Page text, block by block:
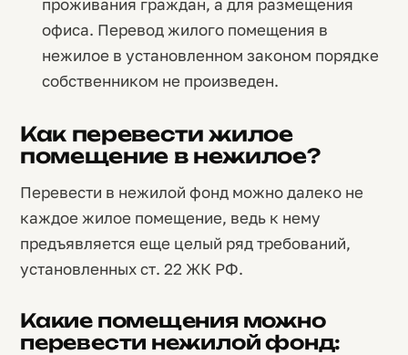
проживания граждан, а для размещения
офиса. Перевод жилого помещения в
нежилое в установленном законом порядке
собственником не произведен.
Как перевести жилое
помещение в нежилое?
Перевести в нежилой фонд можно далеко не
каждое жилое помещение, ведь к нему
предъявляется еще целый ряд требований,
установленных ст. 22 ЖК РФ.
Какие помещения можно
перевести нежилой фонд: